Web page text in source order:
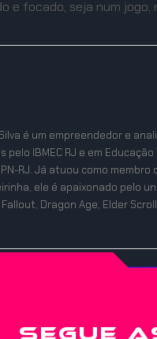
e focado, seja num
é um empreendedor e
pelo IBMEC RJ e em
RJ. Já atuou como
ele é apaixonado pelo
Dragon Age, Elder
SEGUE